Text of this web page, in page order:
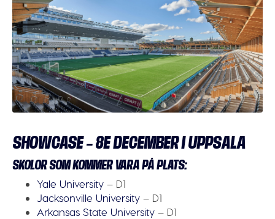
SHOWCASE – 8E DECEMBER I UPPSALA
SKOLOR SOM KOMMER VARA PÅ PLATS:
Yale University – D1
Jacksonville University – D1
Arkansas State University – D1